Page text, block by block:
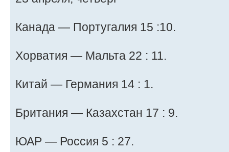
Канада — Португалия 15 :10.
Хорватия — Мальта 22 : 11.
Китай — Германия 14 : 1.
Британия — Казахстан 17 : 9.
ЮАР — Россия 5 : 27.